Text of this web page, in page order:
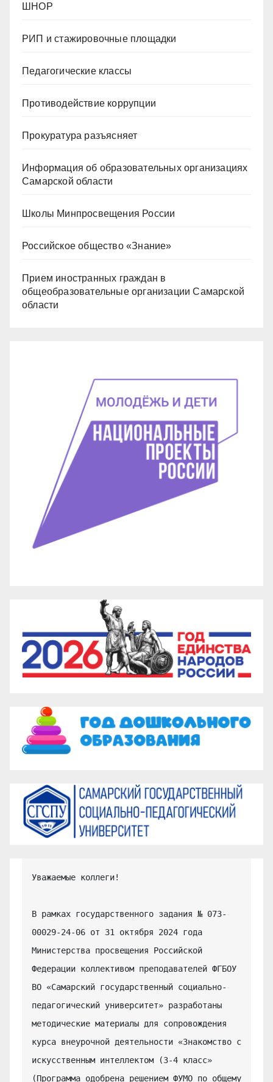
ШНОР
РИП и стажировочные площадки
Педагогические классы
Противодействие коррупции
Прокуратура разъясняет
Информация об образовательных организациях
Самарской области
Школы Минпросвещения России
Российское общество «Знание»
Прием иностранных граждан в
общеобразовательные организации Самарской
области
Уважаемые коллеги!
В рамках государственного задания № 073-
00029-24-06 от 31 октября 2024 года
Министерства просвещения Российской
Федерации коллективом преподавателей ФГБОУ
ВО «Самарский государственный социально-
педагогический университет» разработаны
методические материалы для сопровождения
курса внеурочной деятельности «Знакомство с
искусственным интеллектом (3-4 класс»
(Программа одобрена решением ФУМО по общему